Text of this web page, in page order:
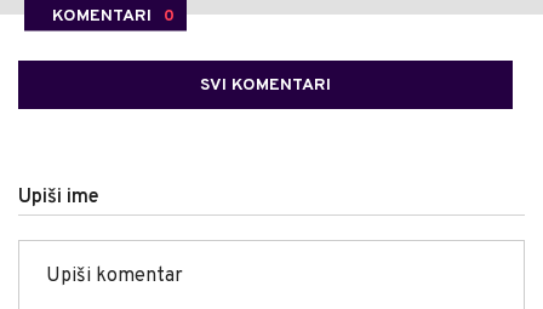
KOMENTARI 0
SVI KOMENTARI
Upiši ime